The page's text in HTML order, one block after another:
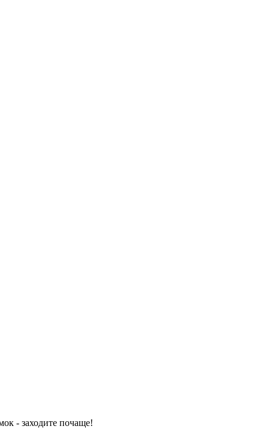
- заходите почаще!